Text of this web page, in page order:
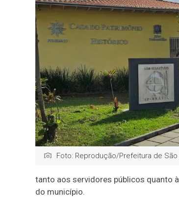
Foto: Reprodução/Prefeitura de São
tanto aos servidores públicos quanto
do município.